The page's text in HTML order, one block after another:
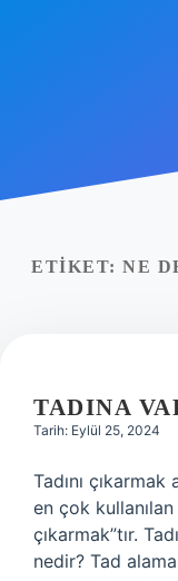
Yasal Uyarı
ETIKET: NE
TADINA
Tarih: Eylül 25, 2024
Tadını
en çok
çıkarmak”tır.
nedir? Tad